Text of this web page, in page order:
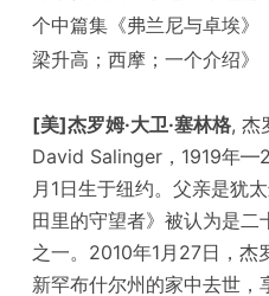
个中篇集《弗兰尼与卓埃》
梁升高；西摩；一个介绍》
[美]杰罗姆·大卫·塞林格, 杰
David Salinger，1919年
月1日生于纽约。父亲是犹
田里的守望者》被认为是二
之一。2010年1月27日，杰
新罕布什尔州的家中去世，